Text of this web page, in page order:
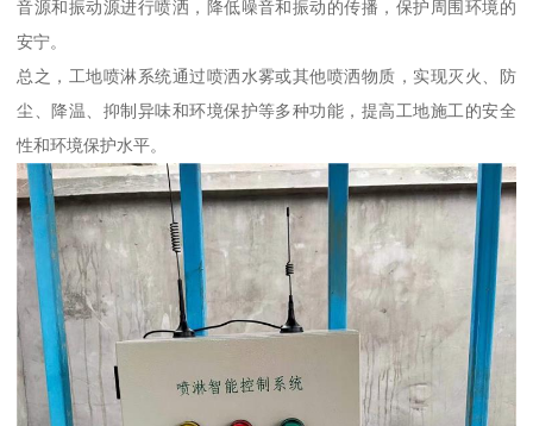
音源和振动源进行喷洒，降低噪音和振动的传播，保护周围环境的
安宁。
总之，工地喷淋系统通过喷洒水雾或其他喷洒物质，实现灭火、防
尘、降温、抑制异味和环境保护等多种功能，提高工地施工的安全
性和环境保护水平。